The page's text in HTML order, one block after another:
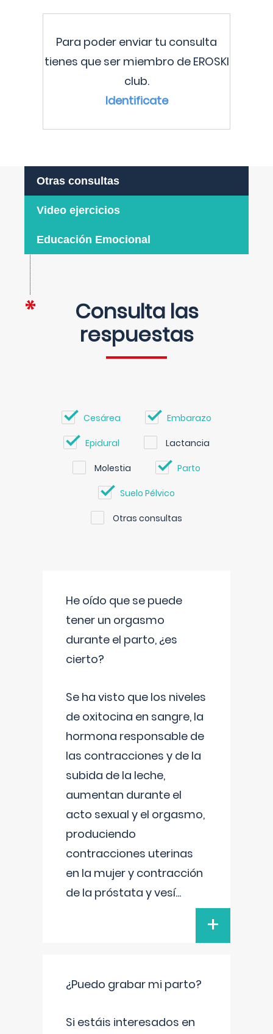
Para poder enviar tu consulta
tienes que ser miembro de EROSKI
club.
Identificate
Otras consultas
Video ejercicios
Educación Emocional
Consulta las
respuestas
Cesárea Embarazo
Epidural Lactancia
Molestia Parto
Suelo Pélvico
Otras consultas
He oído que se puede
tener un orgasmo
durante el parto, ¿es
cierto?
Se ha visto que los niveles
de oxitocina en sangre, la
hormona responsable de
las contracciones y de la
subida de la leche,
aumentan durante el
acto sexual y el orgasmo,
produciendo
contracciones uterinas
en la mujer y contracción
de la próstata y vesí...
+
¿Puedo grabar mi parto?
Si estáis interesados en